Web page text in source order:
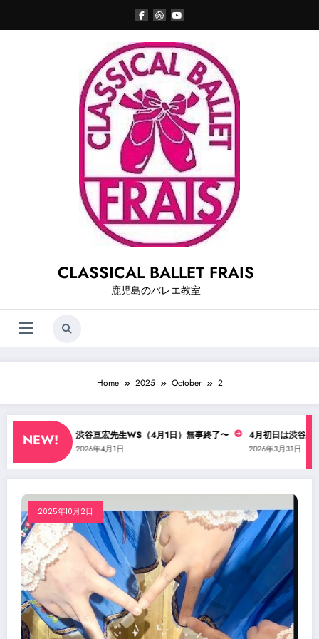
content
CLASSICAL BALLET FRAIS
鹿児島のバレエ教室
Home 2025 October 2
NEW!
演に・・？ 渋谷亘宏先生WS（4月1日）無事終了〜
2026年4月1日
4月初日は渋谷亘宏
2026年3月31日
2025年10月2日